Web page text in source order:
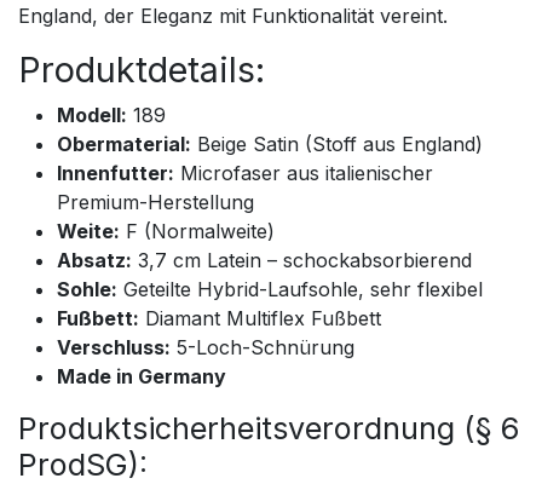
England, der Eleganz mit Funktionalität vereint.
Produktdetails:
Modell: 189
Obermaterial: Beige Satin (Stoff aus England)
Innenfutter: Microfaser aus italienischer
Premium-Herstellung
Weite: F (Normalweite)
Absatz: 3,7 cm Latein – schockabsorbierend
Sohle: Geteilte Hybrid-Laufsohle, sehr flexibel
Fußbett: Diamant Multiflex Fußbett
Verschluss: 5-Loch-Schnürung
Made in Germany
Produktsicherheitsverordnung (§ 6
ProdSG):